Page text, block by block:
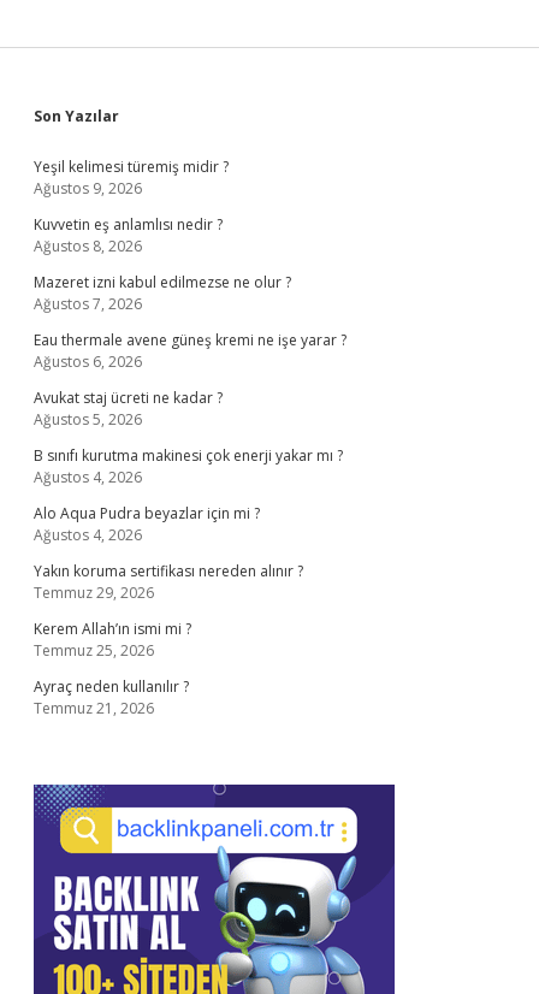
Sidebar
Son Yazılar
Yeşil kelimesi türemiş midir ?
Ağustos 9, 2026
Kuvvetin eş anlamlısı nedir ?
Ağustos 8, 2026
Mazeret izni kabul edilmezse ne olur ?
Ağustos 7, 2026
Eau thermale avene güneş kremi ne işe yarar ?
Ağustos 6, 2026
Avukat staj ücreti ne kadar ?
Ağustos 5, 2026
B sınıfı kurutma makinesi çok enerji yakar mı ?
Ağustos 4, 2026
Alo Aqua Pudra beyazlar için mi ?
Ağustos 4, 2026
Yakın koruma sertifikası nereden alınır ?
Temmuz 29, 2026
Kerem Allah’ın ismi mi ?
Temmuz 25, 2026
Ayraç neden kullanılır ?
Temmuz 21, 2026